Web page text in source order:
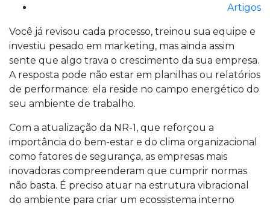
Artigos
Você já revisou cada processo, treinou sua equipe e
investiu pesado em marketing, mas ainda assim
sente que algo trava o crescimento da sua empresa.
A resposta pode não estar em planilhas ou relatórios
de performance: ela reside no campo energético do
seu ambiente de trabalho.
Com a atualização da NR-1, que reforçou a
importância do bem-estar e do clima organizacional
como fatores de segurança, as empresas mais
inovadoras compreenderam que cumprir normas
não basta. É preciso atuar na estrutura vibracional
do ambiente para criar um ecossistema interno